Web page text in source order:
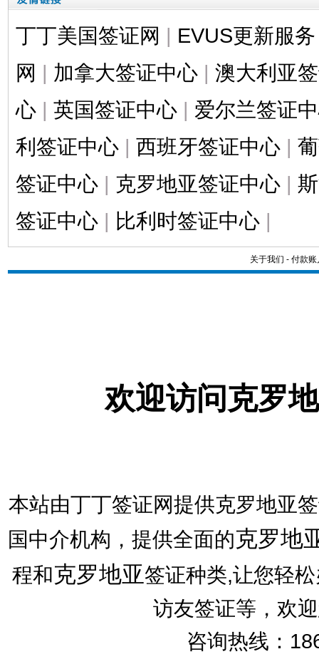
丁丁美国签证网 | EVUS更新服务
网 | 加拿大签证中心 | 澳大利亚
心 | 英国签证中心 | 爱尔兰签证
利签证中心 | 西班牙签证中心 |
签证中心 | 克罗地亚签证中心 |
签证中心 | 比利时签证中心 |
关于我们 - 付款账
欢迎访问克罗
本站由丁丁签证网提供克罗地亚
国中介机构，提供全面的克罗地
程和克罗地亚签证种类,让您轻
访友签证等，欢
咨询热线：